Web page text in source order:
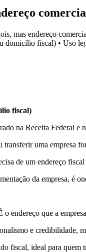
mas endereço
domicílio fiscal) • Uso
fiscal)
na Receita Federal
transferir uma empresa
de um endereço
da empresa, é
o endereço que a
e credibilidade,
fiscal, ideal para quem